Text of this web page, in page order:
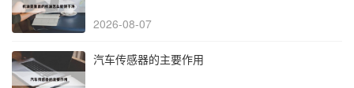
2026-08-07
汽车传感器的主要作用